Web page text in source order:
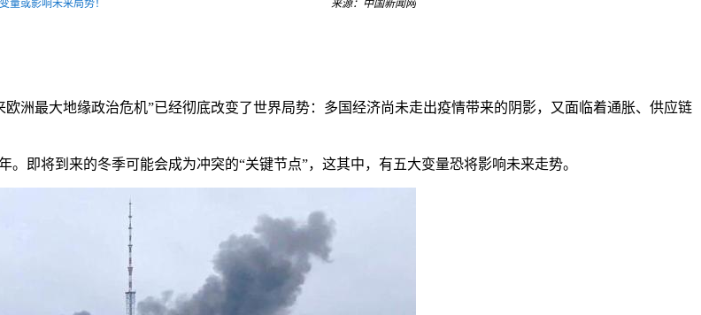
量或影响未来局势！ 来源：中国新闻网
最大地缘政治危机”已经彻底改变了世界局势：多国经济尚未走出疫情带来的阴影，又面临着通胀、供应链
将到来的冬季可能会成为冲突的“关键节点”，这其中，有五大变量恐将影响未来走势。